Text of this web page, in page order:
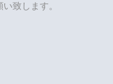
致します。